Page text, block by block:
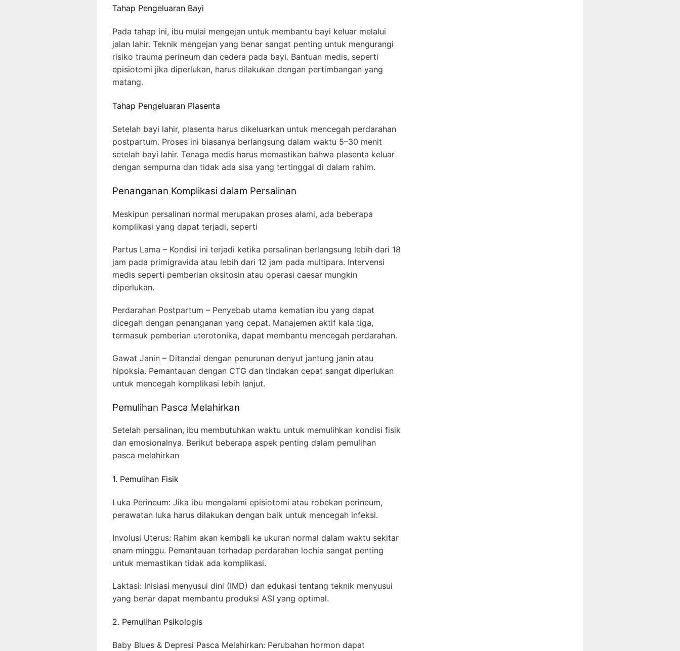
Tahap Pengeluaran Bayi
Pada tahap ini, ibu mulai mengejan untuk membantu bayi keluar melalui
jalan lahir. Teknik mengejan yang benar sangat penting untuk mengurangi
risiko trauma perineum dan cedera pada bayi. Bantuan medis, seperti
episiotomi jika diperlukan, harus dilakukan dengan pertimbangan yang
matang.
Tahap Pengeluaran Plasenta
Setelah bayi lahir, plasenta harus dikeluarkan untuk mencegah perdarahan
postpartum. Proses ini biasanya berlangsung dalam waktu 5–30 menit
setelah bayi lahir. Tenaga medis harus memastikan bahwa plasenta keluar
dengan sempurna dan tidak ada sisa yang tertinggal di dalam rahim.
Penanganan Komplikasi dalam Persalinan
Meskipun persalinan normal merupakan proses alami, ada beberapa
komplikasi yang dapat terjadi, seperti
Partus Lama – Kondisi ini terjadi ketika persalinan berlangsung lebih dari 18
jam pada primigravida atau lebih dari 12 jam pada multipara. Intervensi
medis seperti pemberian oksitosin atau operasi caesar mungkin
diperlukan.
Perdarahan Postpartum – Penyebab utama kematian ibu yang dapat
dicegah dengan penanganan yang cepat. Manajemen aktif kala tiga,
termasuk pemberian uterotonika, dapat membantu mencegah perdarahan.
Gawat Janin – Ditandai dengan penurunan denyut jantung janin atau
hipoksia. Pemantauan dengan CTG dan tindakan cepat sangat diperlukan
untuk mencegah komplikasi lebih lanjut.
Pemulihan Pasca Melahirkan
Setelah persalinan, ibu membutuhkan waktu untuk memulihkan kondisi fisik
dan emosionalnya. Berikut beberapa aspek penting dalam pemulihan
pasca melahirkan
1. Pemulihan Fisik
Luka Perineum: Jika ibu mengalami episiotomi atau robekan perineum,
perawatan luka harus dilakukan dengan baik untuk mencegah infeksi.
Involusi Uterus: Rahim akan kembali ke ukuran normal dalam waktu sekitar
enam minggu. Pemantauan terhadap perdarahan lochia sangat penting
untuk memastikan tidak ada komplikasi.
Laktasi: Inisiasi menyusui dini (IMD) dan edukasi tentang teknik menyusui
yang benar dapat membantu produksi ASI yang optimal.
2. Pemulihan Psikologis
Baby Blues & Depresi Pasca Melahirkan: Perubahan hormon dapat